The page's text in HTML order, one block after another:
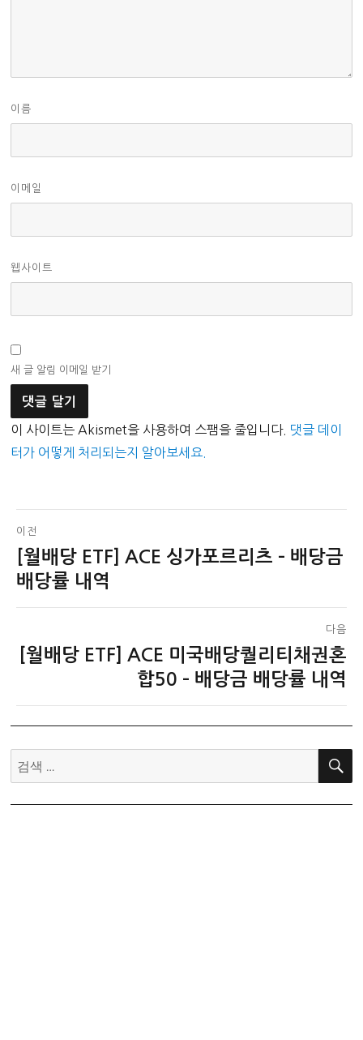
이름
이메일
웹사이트
새 글 알림 이메일 받기
이 사이트는 Akismet을 사용하여 스팸을 줄입니다. 댓글 데이
터가 어떻게 처리되는지 알아보세요.
글
탐
색
이전
이
전
[월배당 ETF] ACE 싱가포르리츠 – 배당금
배당률 내역
다음
다[월배당 ETF] ACE 미국배당퀄리티채권혼
합50 – 배당금 배당률 내역
검
색:
검